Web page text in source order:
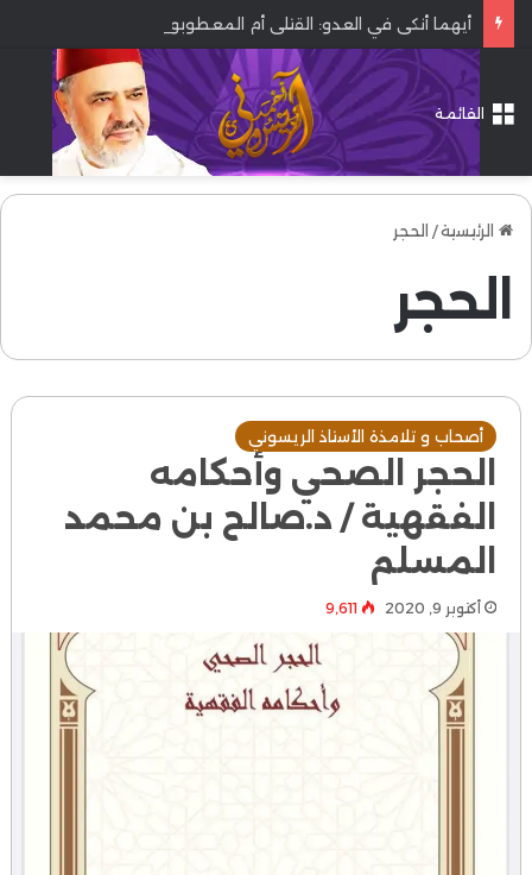
أيهما أنكى في العدو: القتلى أم المعطوبون؟
القائمة
الرئيسية/ الحجر
الحجر
أصحاب و تلامذة الأستاذ الريسوني
الحجر الصحي وأحكامه
الفقهية / د.صالح بن محمد
المسلم
أكتوبر 9, 2020 9٬611